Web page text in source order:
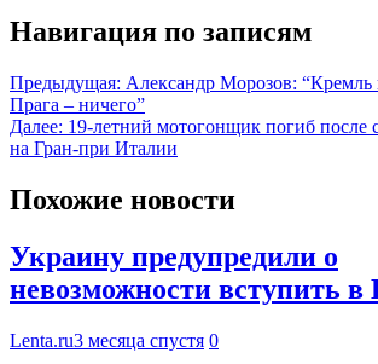
Навигация по записям
Предыдущая: Александр Морозов: “Кремль
Прага – ничего”
Далее: 19-летний мотогонщик погиб после
на Гран-при Италии
Похожие новости
Украину предупредили о
невозможности вступить
Lenta.ru3 месяца спустя 0